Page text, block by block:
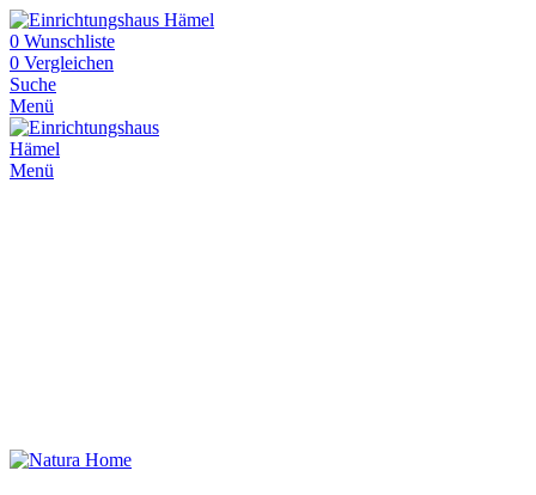
0 Wunschliste
0 Vergleichen
Suche
Menü
Menü